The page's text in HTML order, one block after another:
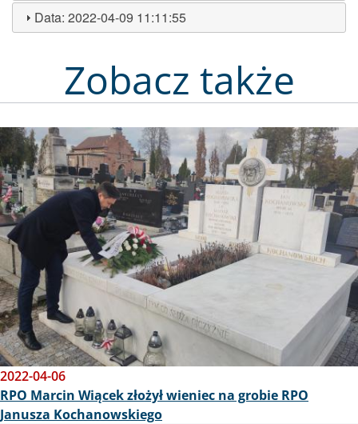
Data:2022-04-09 11:11:55
Zobacz także
Obraz
2022-04-06
RPO Marcin Wiącek złożył wieniec na grobie RPO
Janusza Kochanowskiego